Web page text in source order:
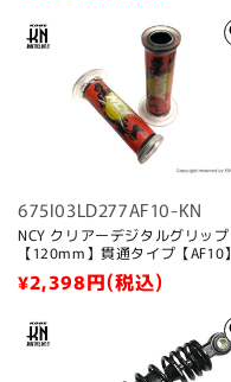
価
675I03LD277AF10-KN
NCY クリアーデジタルグリップ
【120mm】貫通タイプ【AF10】
通
価
¥2,398円(税込)